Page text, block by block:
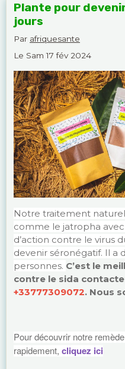
Plante pour
jours
Par afriquesante
Le Sam 17 fév 2024
Notre traitement
comme le jatropha
d’action contre le virus
devenir séronégatif. Il a
personnes. C’est le
contre le sida
+33777309072. Nous
Pour découvrir notre
rapidement, cliquez ici